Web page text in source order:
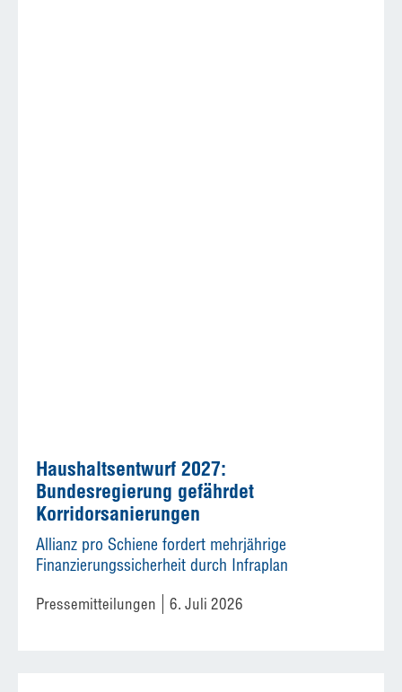
Haushaltsentwurf 2027:
Bundesregierung gefährdet
Korridorsanierungen
Allianz pro Schiene fordert mehrjährige
Finanzierungssicherheit durch Infraplan
Pressemitteilungen 6. Juli 2026